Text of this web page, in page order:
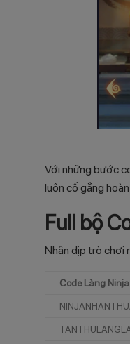
Với những bước
luôn cố gắng
Full bộ
Nhân dịp trò chơi
Code Làng